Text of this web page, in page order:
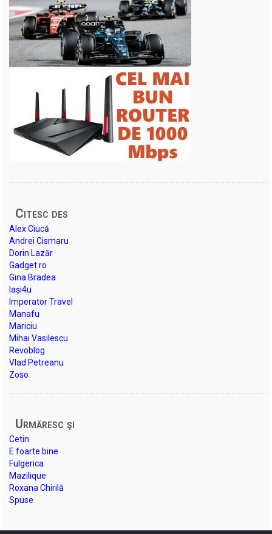
Citesc des
Alex Ciucă
Andrei Cismaru
Dorin Lazăr
Gadget.ro
Gina Bradea
Iași4u
Imperator Travel
Manafu
Mariciu
Mihai Vasilescu
Revoblog
Vlad Petreanu
Zoso
Urmăresc şi
Cetin
E foarte bine
Fulgerica
Mazilique
Roxana Chirilă
Spuse